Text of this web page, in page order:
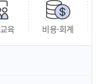
육 비용·회계